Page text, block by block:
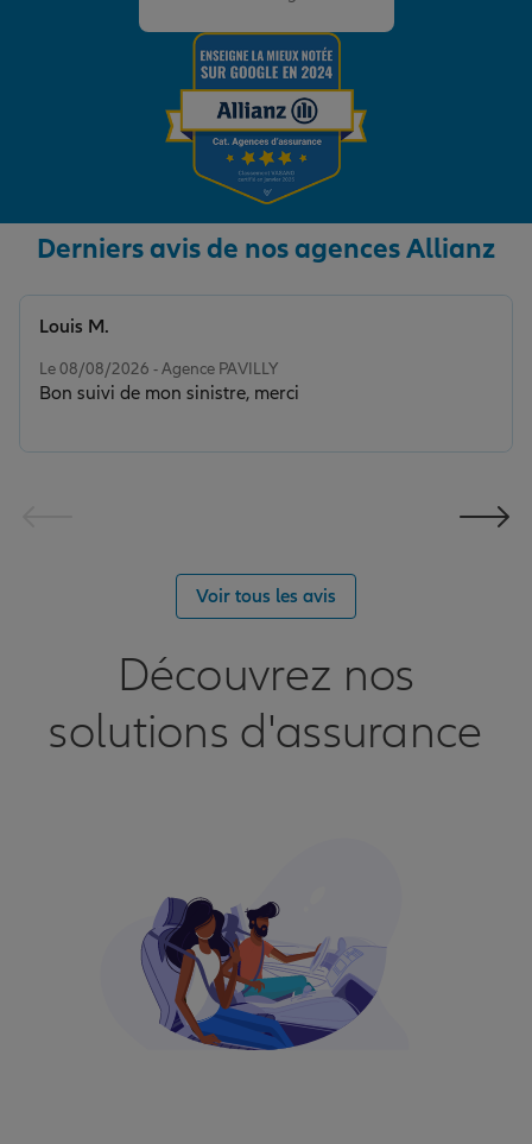
Derniers avis de nos agences Allianz
Le 08/08/2026 - Agence PAVILLY
Bon suivi de mon sinistre, merci
Louis M.
Voir tous les avis
Découvrez nos
solutions d'assurance